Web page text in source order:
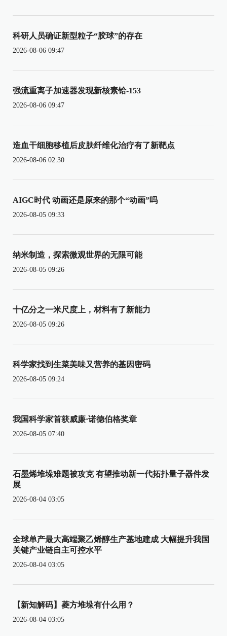
科研人员确证新型粒子“胶球”的存在
2026-08-06 09:47
强流重离子加速器发现新核素铪-153
2026-08-06 09:47
造血干细胞移植后皮肤纤维化治疗有了新靶点
2026-08-06 02:30
AIGC时代 动画还是原来的那个“动画”吗
2026-08-05 09:33
纳米制造，探索微观世界的无限可能
2026-08-05 09:26
十亿分之一米尺度上，材料有了新能力
2026-08-05 09:26
科学家找到生菜美味又营养的基因密码
2026-08-05 09:24
我国科学家首获威廉·诺德伯格奖章
2026-08-05 07:40
石墨烯堆垛难题被攻克 有望推动新一代拓扑量子器件发
展
2026-08-04 03:05
全球单产最大高端聚乙烯醇生产基地建成 大幅提升我国
关键产业链自主可控水平
2026-08-04 03:05
【新知解码】菱方堆垛有什么用？
2026-08-04 03:05